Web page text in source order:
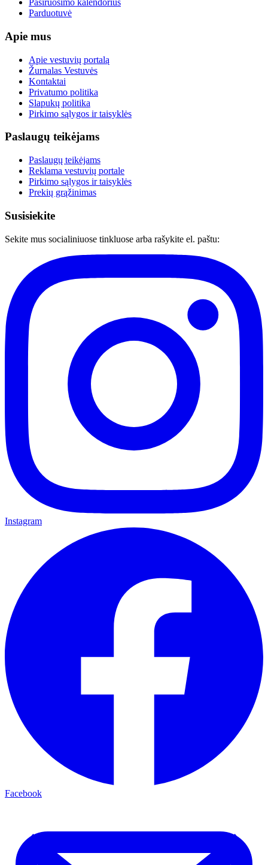
Pasiruošimo kalendorius
Parduotuvė
Apie mus
Apie vestuvių portalą
Žurnalas Vestuvės
Kontaktai
Privatumo politika
Slapukų politika
Pirkimo sąlygos ir taisyklės
Paslaugų teikėjams
Paslaugų teikėjams
Reklama vestuvių portale
Pirkimo sąlygos ir taisyklės
Prekių grąžinimas
Susisiekite
Sekite mus socialiniuose tinkluose arba rašykite el. paštu:
Instagram
Facebook